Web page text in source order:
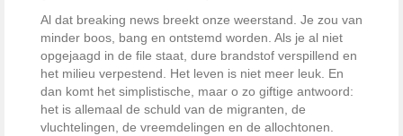
Al dat breaking news breekt onze weerstand. Je zou van
minder boos, bang en ontstemd worden. Als je al niet
opgejaagd in de file staat, dure brandstof verspillend en
het milieu verpestend. Het leven is niet meer leuk. En
dan komt het simplistische, maar o zo giftige antwoord:
het is allemaal de schuld van de migranten, de
vluchtelingen, de vreemdelingen en de allochtonen.